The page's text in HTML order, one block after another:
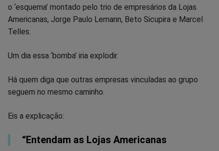
o ‘esquema’ montado pelo trio de empresários da Lojas
Americanas, Jorge Paulo Lemann, Beto Sicupira e Marcel
Telles.
Um dia essa ‘bomba’ iria explodir.
Há quem diga que outras empresas vinculadas ao grupo
seguem no mesmo caminho.
Eis a explicação:
“Entendam as Lojas Americanas